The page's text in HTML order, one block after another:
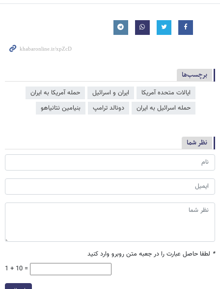
برچسب‌ها
ایالات متحده آمریکا ایران و اسرائیل
حمله آمریکا به ایران
حمله اسرائیل به ایران
دونالد ترامپ بنیامین نتانیاهو
نظر شما
* لطفا حاصل عبارت را در جعبه متن روبرو وارد کنید
1 + 10 =